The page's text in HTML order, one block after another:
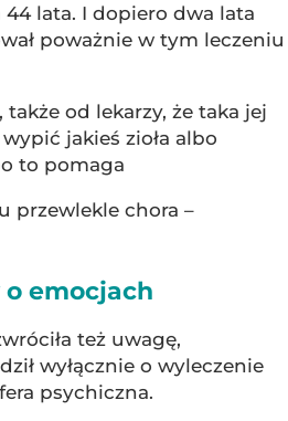
lata. I dopiero dwa lata
poważnie w tym leczeniu
także od lekarzy, że taka jej
jakieś zioła albo
to pomaga
przewlekle chora –
emocjach
też uwagę,
wyłącznie o wyleczenie
psychiczna.